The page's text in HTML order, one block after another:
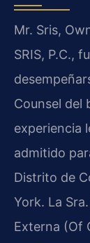
Mr. Sris,
SRIS, P.C.,
Counsel del
experiencia
admitido
Distrito de
York. La
Externa (Of